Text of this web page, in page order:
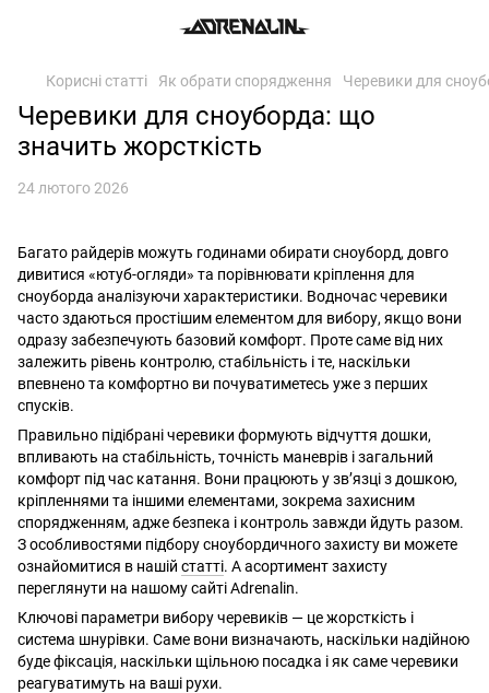
Корисні статті Як обрати спорядження Черевики для
Черевики для сноуборда: що
значить жорсткість
24 лютого 2026
Багато райдерів можуть годинами обирати сноуборд, довго
дивитися «ютуб-огляди» та порівнювати кріплення для
сноуборда аналізуючи характеристики. Водночас черевики
часто здаються простішим елементом для вибору, якщо вони
одразу забезпечують базовий комфорт. Проте саме від них
залежить рівень контролю, стабільність і те, наскільки
впевнено та комфортно ви почуватиметесь уже з перших
спусків.
Правильно підібрані черевики формують відчуття дошки,
впливають на стабільність, точність маневрів і загальний
комфорт під час катання. Вони працюють у зв’язці з дошкою,
кріпленнями та іншими елементами, зокрема захисним
спорядженням, адже безпека і контроль завжди йдуть разом.
З особливостями підбору сноубордичного захисту ви можете
ознайомитися в нашій статті. А асортимент захисту
переглянути на нашому сайті Adrenalin.
Ключові параметри вибору черевиків — це жорсткість і
система шнурівки. Саме вони визначають, наскільки надійною
буде фіксація, наскільки щільною посадка і як саме черевики
реагуватимуть на ваші рухи.